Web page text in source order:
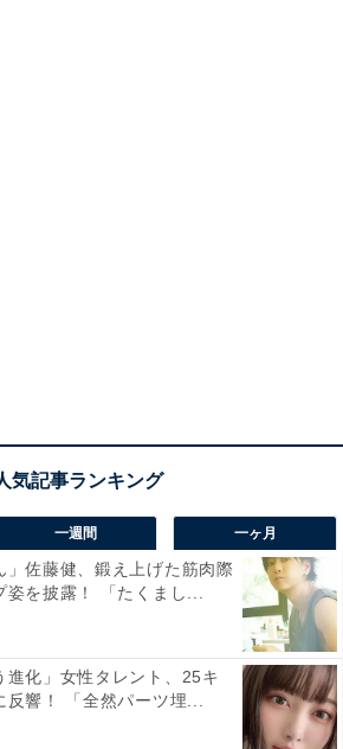
一週間 一ヶ月
」佐藤健、鍛え上げた筋肉際
姿を披露！ 「たくまし...
進化」女性タレント、25キ
反響！ 「全然パーツ埋...